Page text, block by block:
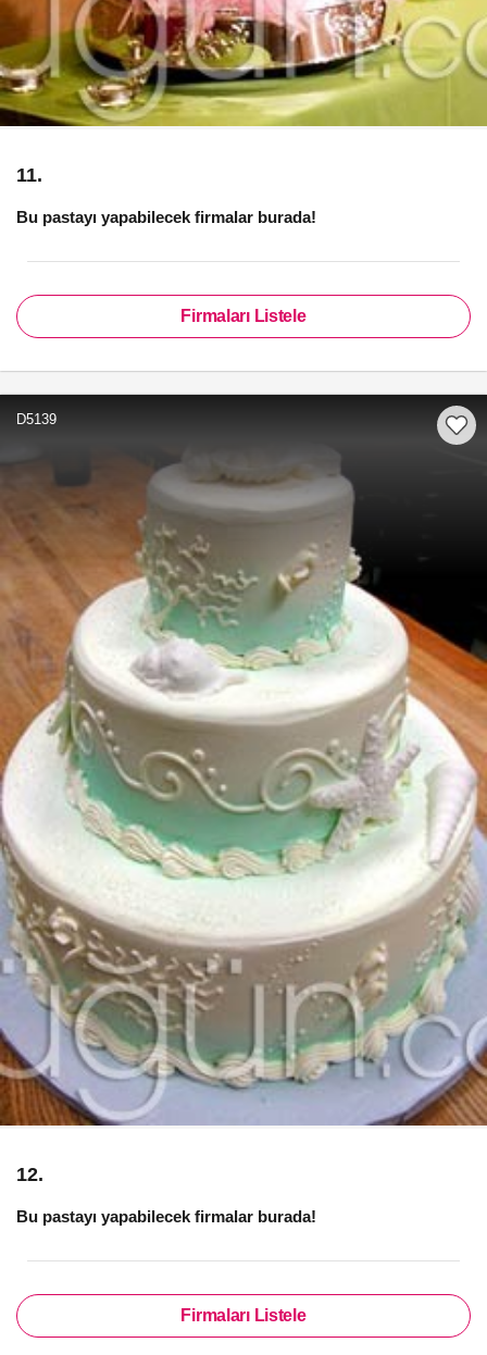
11.
Bu pastayı yapabilecek firmalar burada!
Firmaları Listele
D5139
12.
Bu pastayı yapabilecek firmalar burada!
Firmaları Listele